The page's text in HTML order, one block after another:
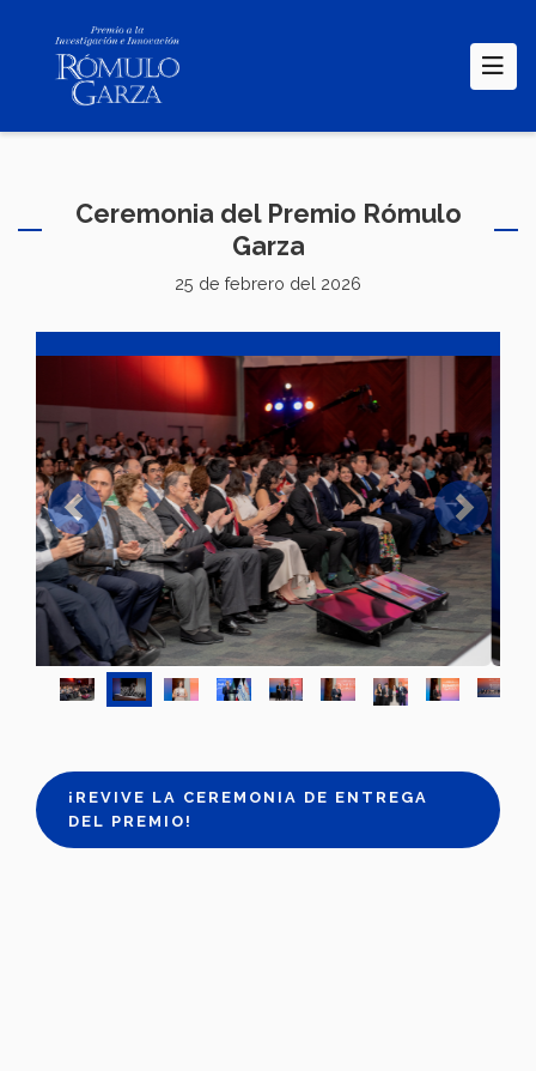
contenido
principal
Ceremonia del Premio Rómulo
Garza
25 de febrero del 2026
¡REVIVE LA CEREMONIA DE ENTREGA
DEL PREMIO!